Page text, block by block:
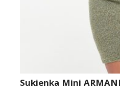
Sukienka Mini